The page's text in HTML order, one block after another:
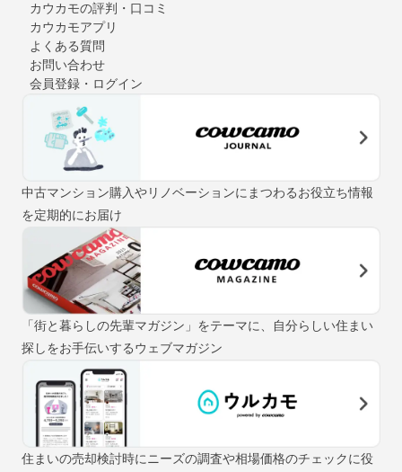
カウカモの評判・口コミ
カウカモアプリ
よくある質問
お問い合わせ
会員登録・ログイン
中古マンション購入やリノベーションにまつわるお役立ち情報
を定期的にお届け
「街と暮らしの先輩マガジン」をテーマに、自分らしい住まい
探しをお手伝いするウェブマガジン
住まいの売却検討時にニーズの調査や相場価格のチェックに役